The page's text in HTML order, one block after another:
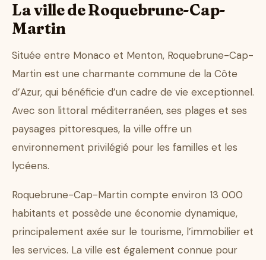
La ville de Roquebrune-Cap-
Martin
Située entre Monaco et Menton, Roquebrune-Cap-
Martin est une charmante commune de la Côte
d’Azur, qui bénéficie d’un cadre de vie exceptionnel.
Avec son littoral méditerranéen, ses plages et ses
paysages pittoresques, la ville offre un
environnement privilégié pour les familles et les
lycéens.
Roquebrune-Cap-Martin compte environ 13 000
habitants et possède une économie dynamique,
principalement axée sur le tourisme, l’immobilier et
les services. La ville est également connue pour